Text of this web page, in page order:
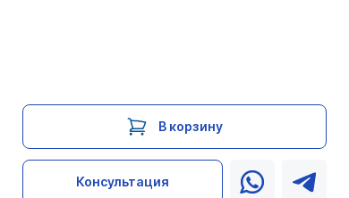
В корзину
Консультация